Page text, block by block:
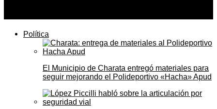
Política
El Municipio de Charata entregó materiales para
seguir mejorando el Polideportivo «Hacha» Apud